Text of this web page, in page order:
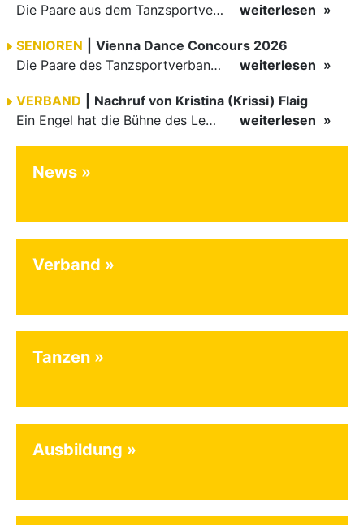
Die Paare aus dem Tanzsportverband Baden-Württemberg (TBW) haben beim hochklassig besetzten WDSF GrandSlam im chinesischen Nanjing wieder einmal auf internationalem Top-Niveau geglänzt. Das…
weiterlesen
SENIOREN
Vienna Dance Concours 2026
Die Paare des Tanzsportverbandes Baden-Württemberg (TBW) glänzten auf dem internationalen Parkett des Vienna Dance Concourse 2026 im Wiener Rathaus mit hervorragenden Platzierungen Ergebnisse unter: …
weiterlesen
VERBAND
Nachruf von Kristina (Krissi) Flaig
Ein Engel hat die Bühne des Lebens verlassen. Viel zu früh, plötzlich und für uns alle unfassbar, wurde unsere geliebte Kristina (Krissi) Flaig im Alter von 36 Jahren aus dem Leben gerissen. Das Tanzen…
weiterlesen
News
Verband
Tanzen
Ausbildung